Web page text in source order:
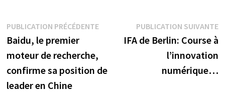
Navigation
de
l’article
PUBLICATION PRÉCÉDENTEPublication
précédente :
Baidu, le premier
moteur de recherche,
confirme sa position de
leader en Chine
PUBLICATION SUIVANTE
IFA de Berlin: Course à
l’innovation
numérique…